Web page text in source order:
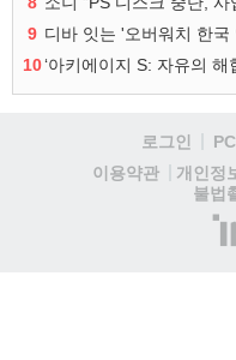
9 디바 잇는 '오버워치 한
10‘아키에이지 S: 자유의
로그인
이용약관
개인정
불법